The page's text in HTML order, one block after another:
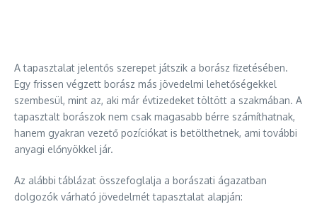
A tapasztalat jelentős szerepet játszik a borász fizetésében.
Egy frissen végzett borász más jövedelmi lehetőségekkel
szembesül, mint az, aki már évtizedeket töltött a szakmában. A
tapasztalt borászok nem csak magasabb bérre számíthatnak,
hanem gyakran vezető pozíciókat is betölthetnek, ami további
anyagi előnyökkel jár.
Az alábbi táblázat összefoglalja a borászati ágazatban
dolgozók várható jövedelmét tapasztalat alapján: